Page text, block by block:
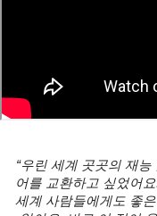
“우린 세계 곳곳의 재
어를 교환하고 싶었어
세계 사람들에게도 좋